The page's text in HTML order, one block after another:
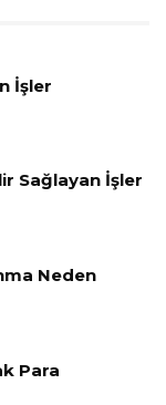
İşler
Sağlayan İşler
Neden
Para